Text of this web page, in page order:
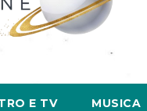
E TV MUSICA